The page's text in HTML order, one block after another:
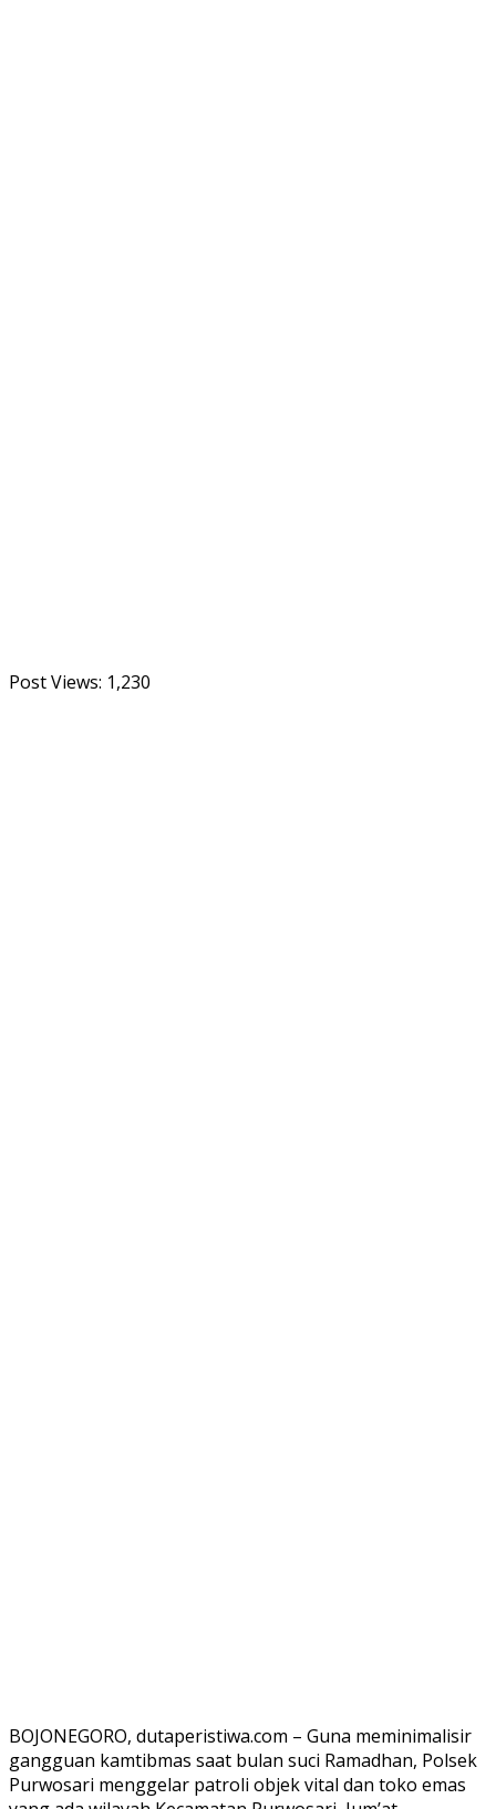
Post Views: 1,230
BOJONEGORO, dutaperistiwa.com – Guna meminimalisir
gangguan kamtibmas saat bulan suci Ramadhan, Polsek
Purwosari menggelar patroli objek vital dan toko emas